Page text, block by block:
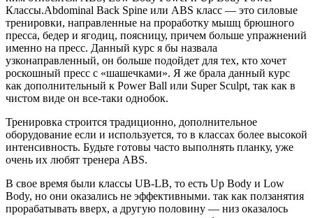
Классы.Abdominal Back Spine или ABS класс — это силовые
тренировки, направленные на проработку мышц брюшного
пресса, бедер и ягодиц, поясницу, причем больше упражнений
именно на пресс. Данный курс я бы назвала
узконаправленный, он больше подойдет для тех, кто хочет
роскошный пресс с «шашечками». Я же брала данный курс
как дополнительный к Power Ball или Super Sculpt, так как в
чистом виде он все-таки однобок.
Тренировка строится традиционно, дополнительное
оборудование если и используется, то в классах более высокой
интенсивность. Будьте готовы часто выполнять планку, уже
очень их любят тренера ABS.
В свое время были классы UB-LB, то есть Up Body и Low
Body, но они оказались не эффективными. так как ползанятия
прорабатывать вверх, а другую половину — низ оказалось